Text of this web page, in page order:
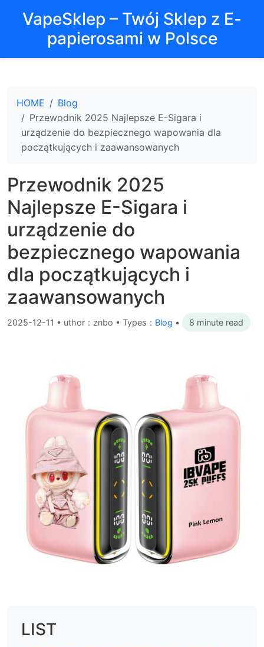
VapeSklep – Twój Sklep z E-
papierosami w Polsce
HOME
Blog
Przewodnik 2025 Najlepsze E-Sigara i
urządzenie do bezpiecznego wapowania dla
początkujących i zaawansowanych
Przewodnik 2025
Najlepsze E-Sigara i
urządzenie do
bezpiecznego wapowania
dla początkujących i
zaawansowanych
2025-12-11 • uthor：znbo • Types： Blog • 8 minute read
LIST